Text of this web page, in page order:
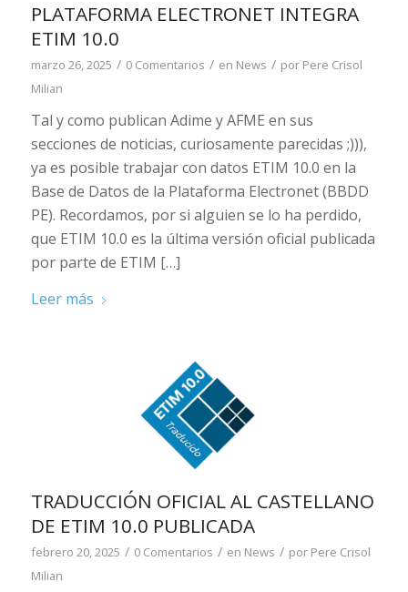
PLATAFORMA ELECTRONET INTEGRA
ETIM 10.0
marzo 26, 2025 / 0 Comentarios / en News / por Pere Crisol
Milian
Tal y como publican Adime y AFME en sus
secciones de noticias, curiosamente parecidas ;))),
ya es posible trabajar con datos ETIM 10.0 en la
Base de Datos de la Plataforma Electronet (BBDD
PE). Recordamos, por si alguien se lo ha perdido,
que ETIM 10.0 es la última versión oficial publicada
por parte de ETIM […]
Leer más
TRADUCCIÓN OFICIAL AL CASTELLANO
DE ETIM 10.0 PUBLICADA
febrero 20, 2025 / 0 Comentarios / en News / por Pere Crisol
Milian